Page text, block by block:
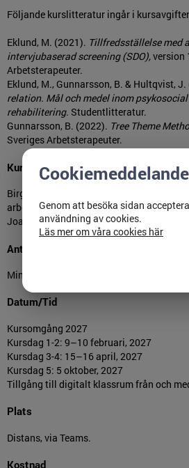
Följande kurslitteratur ingår i
Eklund, M. (2021). Tillfredsställelse med
intervjubaserad screening (SDO),version
Arbetsterapeuter.
Eklund, M., Gunnarsson, B. & Hultqvist,
relation. Mål och medel inom psykosocial
rehabilitering. Studentlitteratur.
Gunnarsson, B. (2022). Tree Theme
Sveriges Arbetsterapeuter.
Kursledare
Birgitta Gunnarsson, docent, specialist i
arbetsterapeut.
Joanna Nordstrand, specialist i
Antal deltagare
Minst 8, max 12.
Datum/Tid
Kursomgång 2027
Kursdag 1-2: 9–10 februari, 2027
Kursdag 3-4: 15–16 april, 2027
Kursdag 5: 5 oktober, 2027
Tillgång till digitalt klassrum från och
Plats
Distans, via Teams.
Kostnad
Cookiemeddelande
Genom att besöka sidan
användning av cookies.
Läs mer om våra cookies här